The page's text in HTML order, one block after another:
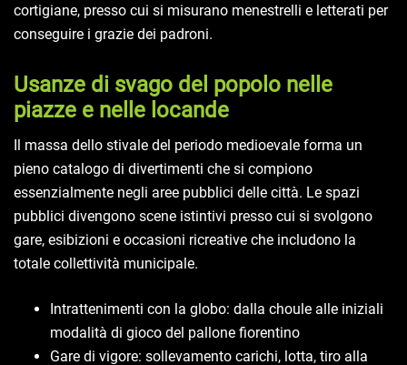
cortigiane, presso cui si misurano menestrelli e letterati per
conseguire i grazie dei padroni.
Usanze di svago del popolo nelle
piazze e nelle locande
Il massa dello stivale del periodo medioevale forma un
pieno catalogo di divertimenti che si compiono
essenzialmente negli aree pubblici delle città. Le spazi
pubblici divengono scene istintivi presso cui si svolgono
gare, esibizioni e occasioni ricreative che includono la
totale collettività municipale.
Intrattenimenti con la globo: dalla choule alle iniziali
modalità di gioco del pallone fiorentino
Gare di vigore: sollevamento carichi, lotta, tiro alla